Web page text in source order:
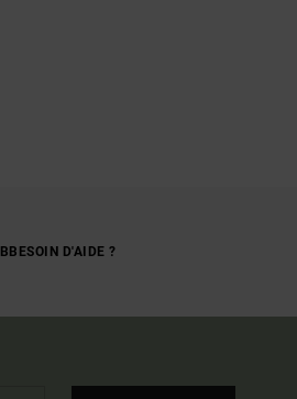
BBESOIN D'AIDE ?